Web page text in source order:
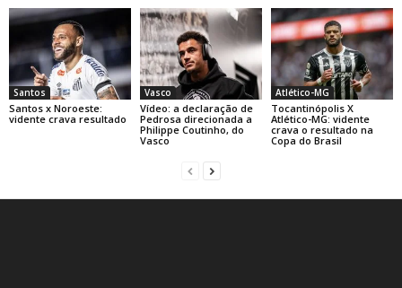
Santos
Santos x Noroeste:
vidente crava resultado
Vasco
Vídeo: a declaração de
Pedrosa direcionada a
Philippe Coutinho, do
Vasco
Atlético-MG
Tocantinópolis X
Atlético-MG: vidente
crava o resultado na
Copa do Brasil